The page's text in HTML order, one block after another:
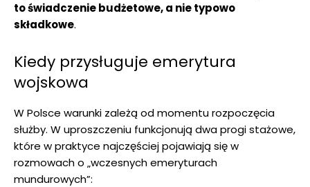
to świadczenie budżetowe, a nie typowo
składkowe.
Kiedy przysługuje emerytura
wojskowa
W Polsce warunki zależą od momentu rozpoczęcia
służby. W uproszczeniu funkcjonują dwa progi stażowe,
które w praktyce najczęściej pojawiają się w
rozmowach o „wczesnych emeryturach
mundurowych”: